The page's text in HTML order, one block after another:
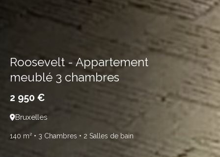
Roosevelt - Appartement
meublé 3 chambres
2 950 €
Bruxelles
140 m² • 3 Chambres • 2 Salles de bain